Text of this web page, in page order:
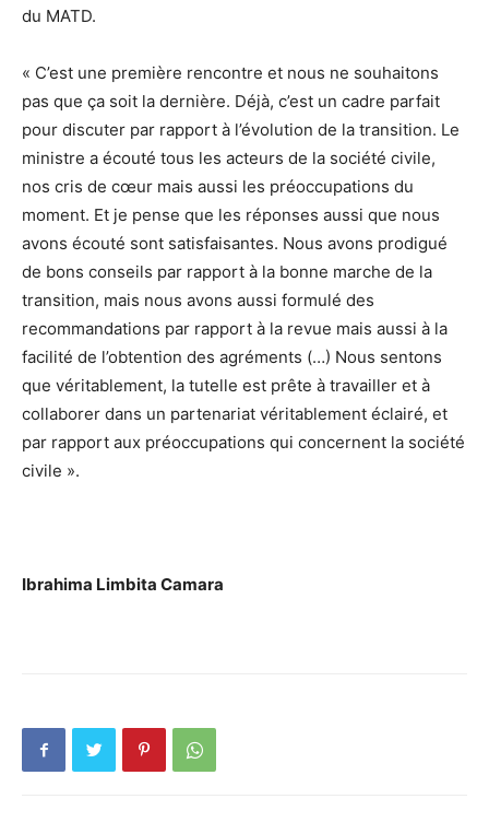
du MATD.
« C’est une première rencontre et nous ne souhaitons
pas que ça soit la dernière. Déjà, c’est un cadre parfait
pour discuter par rapport à l’évolution de la transition. Le
ministre a écouté tous les acteurs de la société civile,
nos cris de cœur mais aussi les préoccupations du
moment. Et je pense que les réponses aussi que nous
avons écouté sont satisfaisantes. Nous avons prodigué
de bons conseils par rapport à la bonne marche de la
transition, mais nous avons aussi formulé des
recommandations par rapport à la revue mais aussi à la
facilité de l’obtention des agréments (…) Nous sentons
que véritablement, la tutelle est prête à travailler et à
collaborer dans un partenariat véritablement éclairé, et
par rapport aux préoccupations qui concernent la société
civile ».
Ibrahima Limbita Camara